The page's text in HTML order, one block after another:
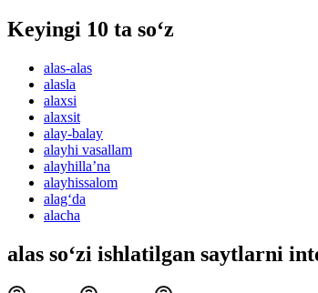
Keyingi 10 ta so‘z
alas-alas
alasla
alaxsi
alaxsit
alay-balay
alayhi vasallam
alayhillaʼna
alayhissalom
alag‘da
alacha
alas so‘zi ishlatilgan saytlarni